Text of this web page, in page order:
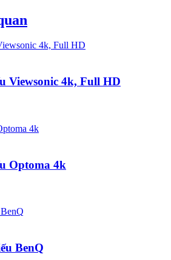
Viewsonic 4k, Full HD
Optoma 4k
BenQ